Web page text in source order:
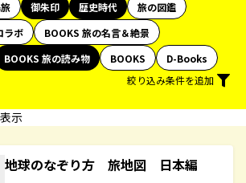
御朱印 歴史時代
旅の図鑑
ラボ
BOOKS 旅の名言＆絶景
BOOKS 旅の読み物 BOOKS
D-Books
絞り込み条件を追加
示
地球のなぞり方 旅地図 日本編